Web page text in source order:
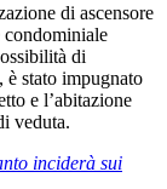
di ascensore
di
è stato impugnato
e l’abitazione
veduta.
inciderà sui